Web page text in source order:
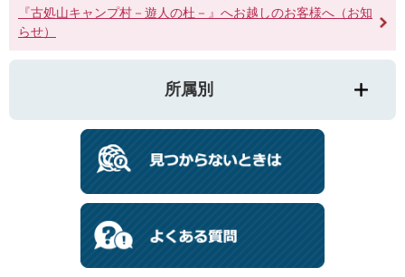
『古処山キャンプ村－遊人の杜－』へお越しのお客様へ（お知
らせ）
所属別